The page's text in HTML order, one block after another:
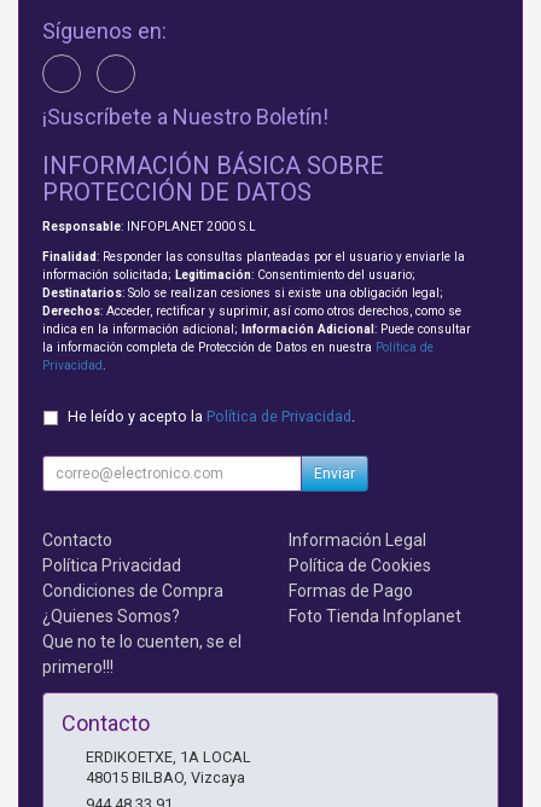
Síguenos en:
¡Suscríbete a Nuestro Boletín!
INFORMACIÓN BÁSICA SOBRE
PROTECCIÓN DE DATOS
Responsable: INFOPLANET 2000 S.L
Finalidad: Responder las consultas planteadas por el usuario y enviarle la
información solicitada; Legitimación: Consentimiento del usuario;
Destinatarios: Solo se realizan cesiones si existe una obligación legal;
Derechos: Acceder, rectificar y suprimir, así como otros derechos, como se
indica en la información adicional;
Información Adicional : Puede consultar
la información completa de Protección de Datos en nuestra Política de
Privacidad
He leído y acepto la Política de Privacidad
Enviar
Contacto
Información Legal
Política Privacidad
Política de Cookies
Condiciones de Compra
Formas de Pago
¿Quienes Somos?
Foto Tienda Infoplanet
Que no te lo cuenten, se el
primero!!!
Contacto
ERDIKOETXE, 1A LOCAL
48015 BILBAO Vizcaya